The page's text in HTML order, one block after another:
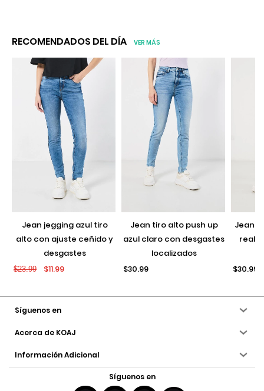
RECOMENDADOS DEL DÍA VER MÁS
jean jegging azul tiro
alto con ajuste ceñido y
desgastes
$23.99 $11.99
jean tiro alto push up
azul claro con desgastes
localizados
$30.99
jean push up negro con
$30.99
Síguenos en
Acerca de KOAJ
Información Adicional
Síguenos en